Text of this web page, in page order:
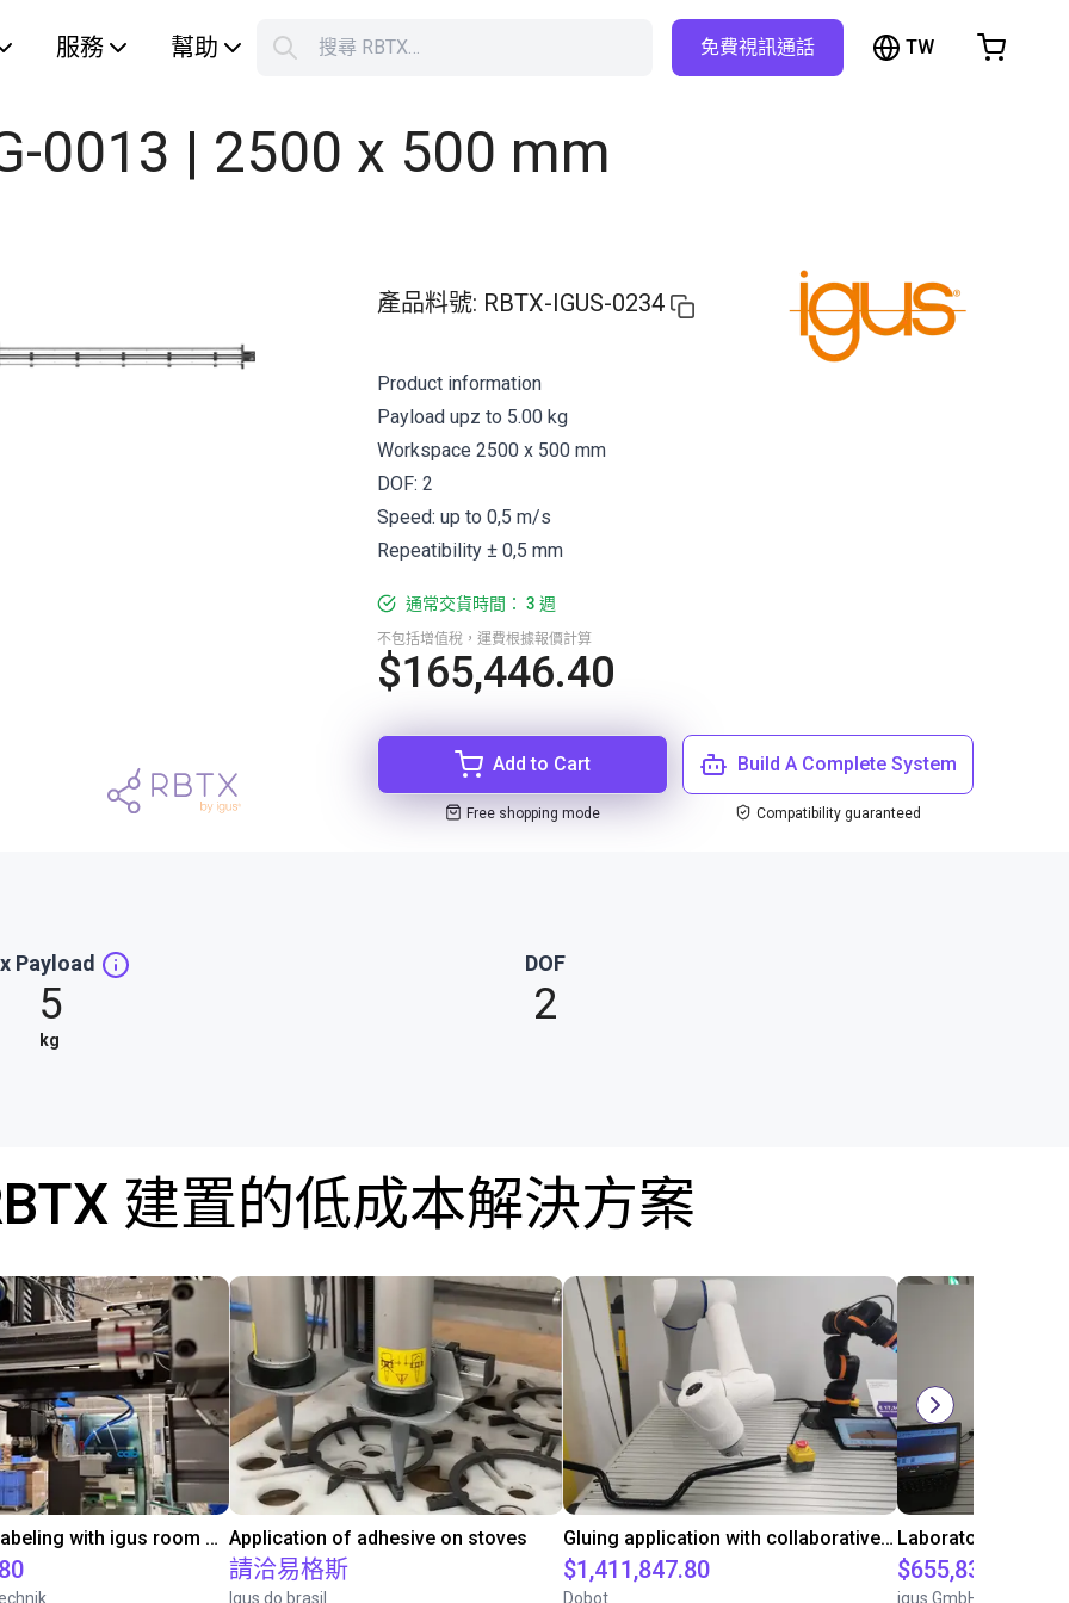
服務 幫助 搜尋 RBTX… 免費視訊通話 TW
0013 | 2500 x 500 mm
產品料號: RBTX-IGUS-0234
Product information
Payload upz to 5.00 kg
Workspace 2500 x 500 mm
DOF: 2
Speed: up to 0,5 m/s
Repeatibility ± 0,5 mm
通常交貨時間： 3 週
$165,446.40
不包括增值稅，運費根據報價計算
Add to Cart
Free shopping mode
Build A Complete System
Compatibility guaranteed
Payload
5
kg
DOF
2
建置的低成本解決方案
Automated labeling with igus room gantry and a cab label printer Application of adhesive on stoves
請洽易格斯
Igus do brasil
Gluing application with collaborative robot
$1,411,847.80
Dobot
$655,832.05
igus GmbH